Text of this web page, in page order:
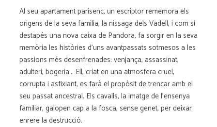
Al seu apartament parisenc, un escriptor rememora els
origens de la seva família, la nissaga dels Vadell, i com si
destapés una nova caixa de Pandora, fa sorgir en la seva
memòria les històries d'uns avantpassats sotmesos a les
passions més desenfrenades: venjança, assassinat,
adulteri, bogeria... Ell, criat en una atmosfera cruel,
corrupta i asfixiant, es farà el propòsit de trencar amb el
seu passat ancestral. Els cavalls, la imatge de l'ensenya
familiar, galopen cap a la fosca, sense genet, per deixar
enrere la destrucció.